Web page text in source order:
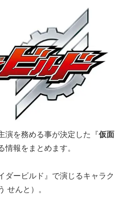
演を務める事が決定した『仮面
情報をまとめます。
ダービルド』で演じるキャラク
せんと）。